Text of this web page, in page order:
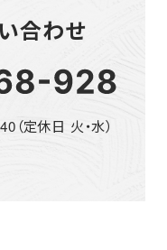
合わせ
定休日 火・水）